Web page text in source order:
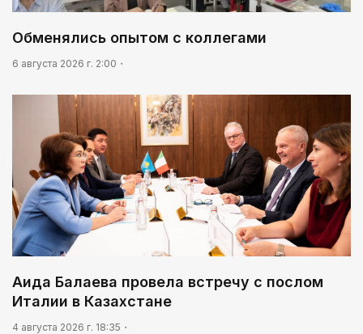
Обменялись опытом с коллегами
6 августа 2026 г. 2:00
Аида Балаева провела встречу с послом
Италии в Казахстане
4 августа 2026 г. 18:35